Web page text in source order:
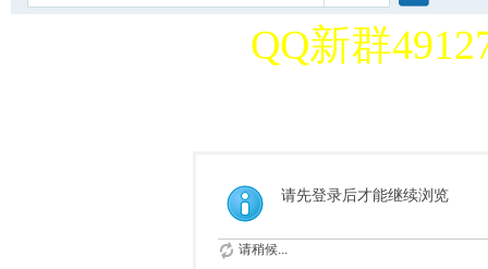
QQ新群
QQ新群
请先登录后才能继续浏览
请稍候...